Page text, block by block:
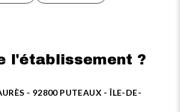
l'établissement ?
- 92800 PUTEAUX - ÎLE-DE-